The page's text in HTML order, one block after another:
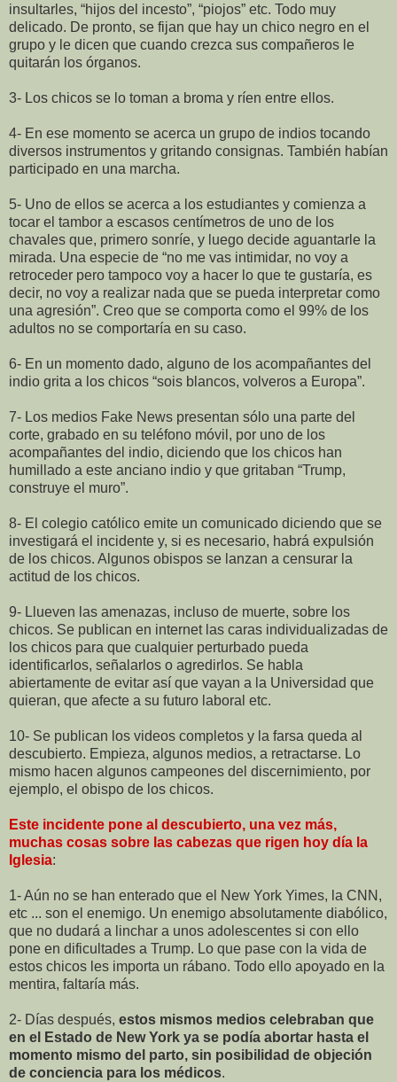
insultarles, “hijos del incesto”, “piojos” etc. Todo muy
delicado. De pronto, se fijan que hay un chico negro en el
grupo y le dicen que cuando crezca sus compañeros le
quitarán los órganos.
3- Los chicos se lo toman a broma y ríen entre ellos.
4- En ese momento se acerca un grupo de indios tocando
diversos instrumentos y gritando consignas. También habían
participado en una marcha.
5- Uno de ellos se acerca a los estudiantes y comienza a
tocar el tambor a escasos centímetros de uno de los
chavales que, primero sonríe, y luego decide aguantarle la
mirada. Una especie de “no me vas intimidar, no voy a
retroceder pero tampoco voy a hacer lo que te gustaría, es
decir, no voy a realizar nada que se pueda interpretar como
una agresión”. Creo que se comporta como el 99% de los
adultos no se comportaría en su caso.
6- En un momento dado, alguno de los acompañantes del
indio grita a los chicos “sois blancos, volveros a Europa”.
7- Los medios Fake News presentan sólo una parte del
corte, grabado en su teléfono móvil, por uno de los
acompañantes del indio, diciendo que los chicos han
humillado a este anciano indio y que gritaban “Trump,
construye el muro”.
8- El colegio católico emite un comunicado diciendo que se
investigará el incidente y, si es necesario, habrá expulsión
de los chicos. Algunos obispos se lanzan a censurar la
actitud de los chicos.
9- Llueven las amenazas, incluso de muerte, sobre los
chicos. Se publican en internet las caras individualizadas de
los chicos para que cualquier perturbado pueda
identificarlos, señalarlos o agredirlos. Se habla
abiertamente de evitar así que vayan a la Universidad que
quieran, que afecte a su futuro laboral etc.
10- Se publican los videos completos y la farsa queda al
descubierto. Empieza, algunos medios, a retractarse. Lo
mismo hacen algunos campeones del discernimiento, por
ejemplo, el obispo de los chicos.
Este incidente pone al descubierto, una vez más,
muchas cosas sobre las cabezas que rigen hoy día la
Iglesia:
1- Aún no se han enterado que el New York Yimes, la CNN,
etc ... son el enemigo. Un enemigo absolutamente diabólico,
que no dudará a linchar a unos adolescentes si con ello
pone en dificultades a Trump. Lo que pase con la vida de
estos chicos les importa un rábano. Todo ello apoyado en la
mentira, faltaría más.
2- Días después, estos mismos medios celebraban que
en el Estado de New York ya se podía abortar hasta el
momento mismo del parto, sin posibilidad de objeción
de conciencia para los médicos.